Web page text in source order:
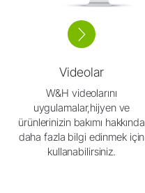
Videolar
W&H videolarını
uygulamalar,hijyen ve
ürünlerinizin bakımı hakkında
daha fazla bilgi edinmek için
kullanabilirsiniz.